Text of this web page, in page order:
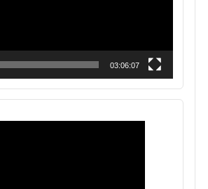
03:06:07